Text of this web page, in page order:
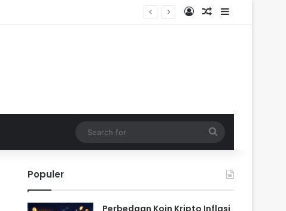
Log InRandom Article
Sidebar
for
Populer
Perbedaan Koin Kripto Inflasi